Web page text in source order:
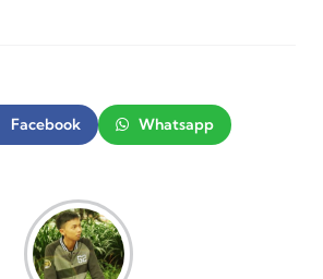
Facebook Whatsapp